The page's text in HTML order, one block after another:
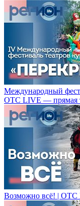
Международный
ОТС LIVE — прямая
Возможно всё! | ОТС